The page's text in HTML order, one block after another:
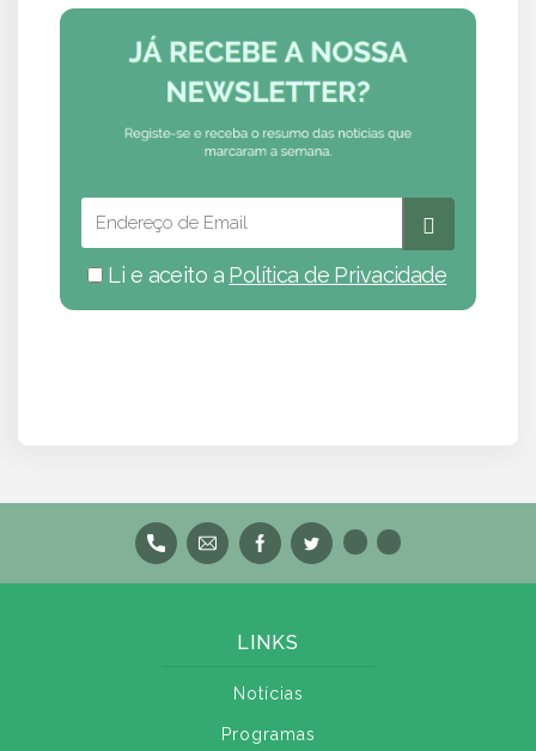
Li e aceito a Política de Privacidade
LINKS
Notícias
Programas